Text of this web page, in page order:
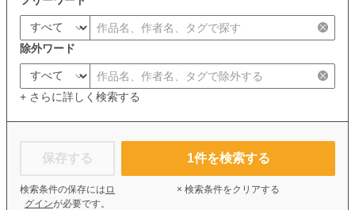
除外ワード
+ さらに詳しく検索する
保存する
検索条件の保存には ロ
グインが必要です。
1件を検索する
× 検索条件をクリアする